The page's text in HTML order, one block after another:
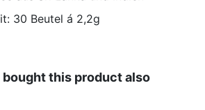
30 Beutel á 2,2g
Schwarz Tee
this product also